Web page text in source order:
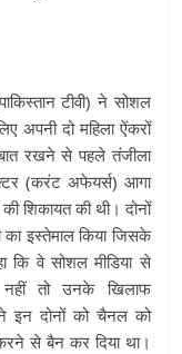
टीवी) ने सोशल
अपनी दो महिला ऐंकरों
रखने से पहले तंजीला
(करंट अफेयर्स) आगा
शिकायत की थी। दोनों
इस्तेमाल किया जिसके
कि वे सोशल मीडिया से
तो उनके खिलाफ
इन दोनों को चैनल को
से बैन कर दिया था।